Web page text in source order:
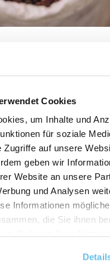
Cookies
um Inhalte und
für soziale
Zugriffe auf unsere
geben wir
Website an unsere
und Analysen
Informationen
die Sie ihnen
fertigen Produkt
aus, verfolgen
und
mit BIO-
Quellen und
sinnvoll ist. Wir
mit Wissenschaft,
Erfahren
Rohstoffe wichtig ist"